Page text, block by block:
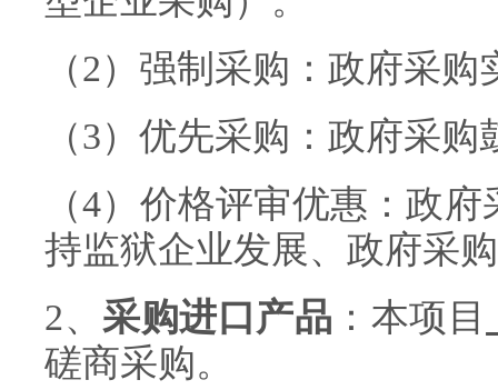
（2）强制采购：政府采
（3）优先采购：政府采
（4）价格评审优惠：政
持监狱企业发展、政府采
2、采购进口产品 ：本项目
磋商采购。